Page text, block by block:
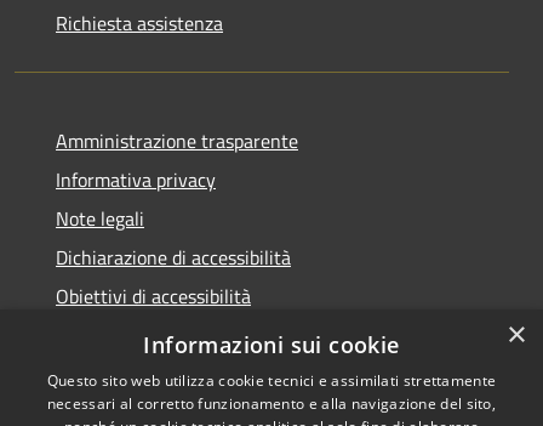
Richiesta assistenza
Amministrazione trasparente
Informativa privacy
Note legali
Dichiarazione di accessibilità
Obiettivi di accessibilità
Whistleblowing
×
Informazioni sui cookie
Questo sito web utilizza cookie tecnici e assimilati strettamente
necessari al corretto funzionamento e alla navigazione del sito,